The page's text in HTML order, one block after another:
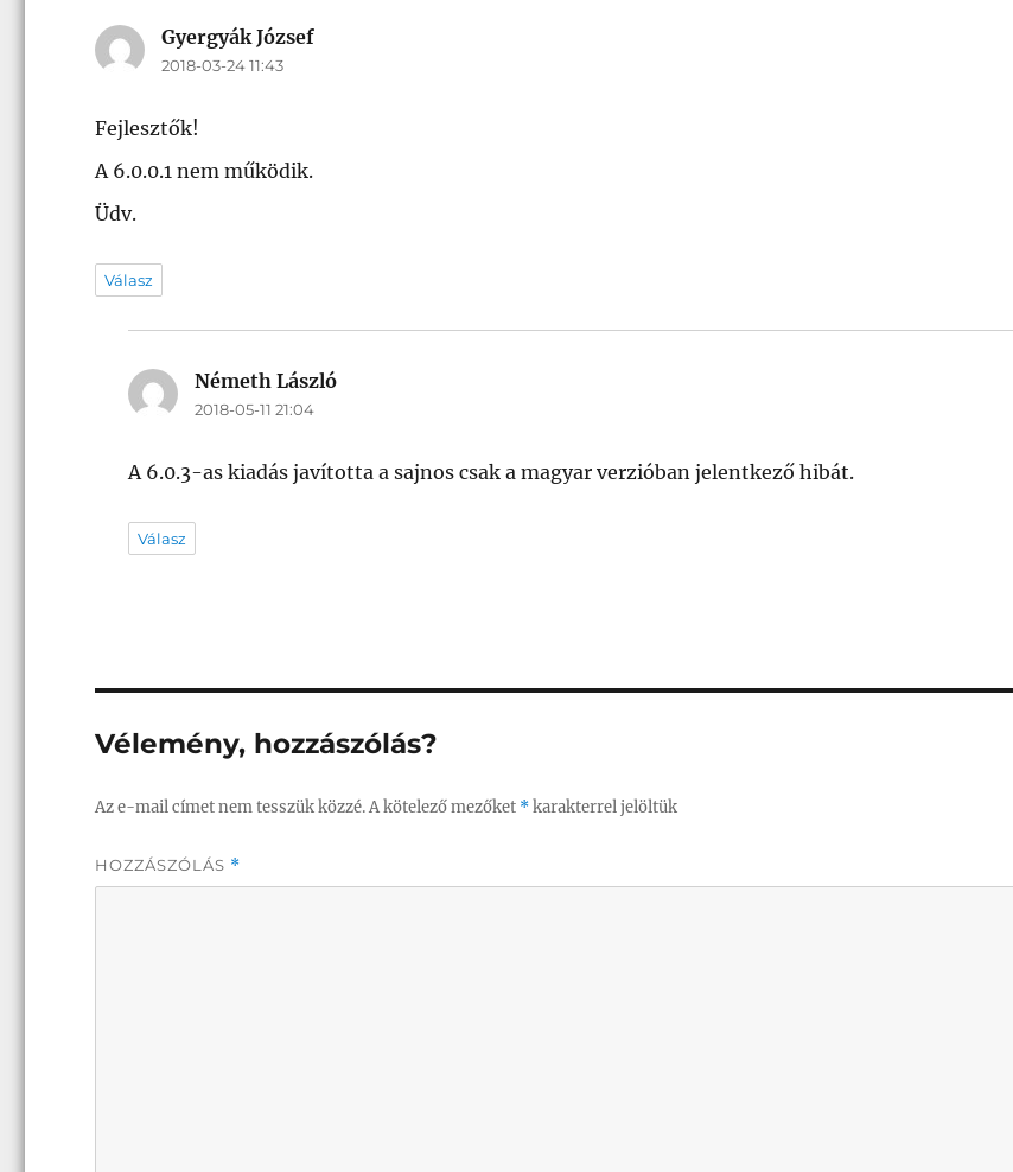
Gyergyák József
2018-03-24 11:43
Fejlesztők!
A 6.0.0.1 nem működik.
Üdv.
Válasz
Németh László
2018-05-11 21:04
A 6.0.3-as kiadás javította a sajnos csak a magyar verzióban jelentkező hibát.
Válasz
Vélemény, hozzászólás?
Az e-mail címet nem tesszük közzé.A kötelező mezőket *karakterrel jelöltük
HOZZÁSZÓLÁS *